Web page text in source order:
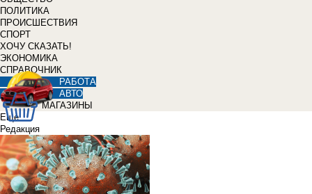
ПОЛИТИКА
ПРОИСШЕСТВИЯ
СПОРТ
ХОЧУ СКАЗАТЬ!
ЭКОНОМИКА
СПРАВОЧНИК
РАБОТА
АВТО
МАГАЗИНЫ
Еще
Редакция